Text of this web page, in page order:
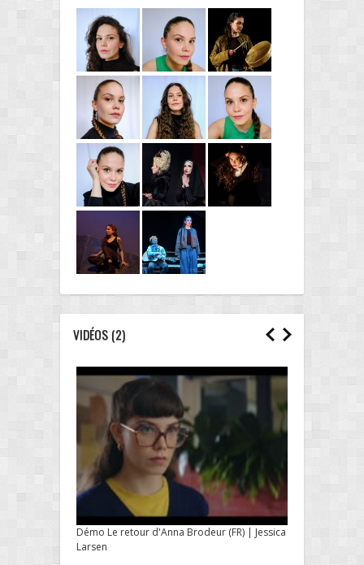
VIDÉOS (2)
Démo Le retour d'Anna Brodeur (FR) | Jessica
Larsen